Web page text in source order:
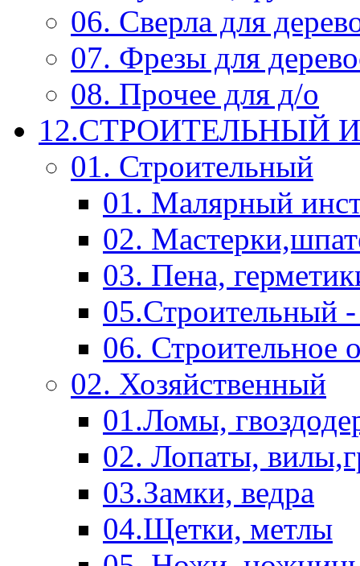
06. Сверла для
07. Фрезы для
08. Прочее для д/о
12.СТРОИТЕЛЬНЫЙ
01. Строительный
01. Малярный
02.
03. Пена,
05.Строительный
06. Строительное
02. Хозяйственный
01.Ломы,
02. Лопаты,
03.Замки, ведра
04.Щетки, метлы